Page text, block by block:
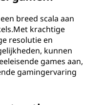
breed scala aan
krachtige
resolutie en
kunnen
games aan,
gamingervaring